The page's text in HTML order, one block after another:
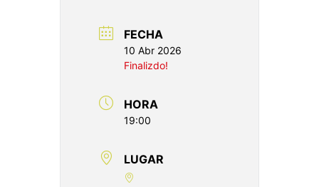
FECHA
10 Abr 2026
Finalizdo!
HORA
19:00
LUGAR